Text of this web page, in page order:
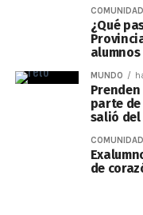
COMUNIDAD
¿Qué
MUNDO
parte
salió del
COMUNIDAD
de